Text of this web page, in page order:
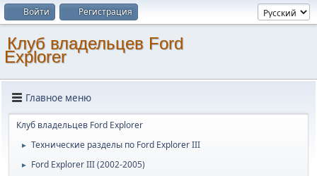
Войти Регистрация
Клуб владельцев Ford
Explorer
Главное меню
Клуб владельцев Ford Explorer
► Технические разделы по Ford Explorer III
► Ford Explorer III (2002-2005)